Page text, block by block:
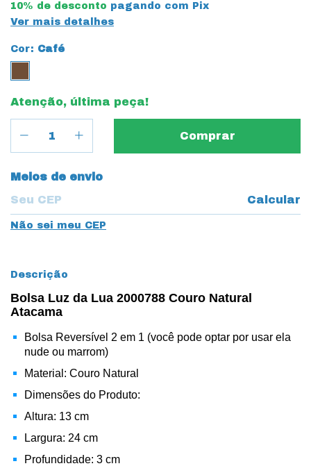
10% de desconto pagando com Pix
Ver mais detalhes
Cor: Café
Atenção, última peça!
Entregas para o CEP:
Meios de envio
Calcular
Não sei meu CEP
Descrição
Bolsa Luz da Lua 2000788 Couro Natural
Atacama
Bolsa Reversível 2 em 1 (você pode optar por usar ela
nude ou marrom)
Material: Couro Natural
Dimensões do Produto:
Altura: 13 cm
Largura: 24 cm
Profundidade: 3 cm